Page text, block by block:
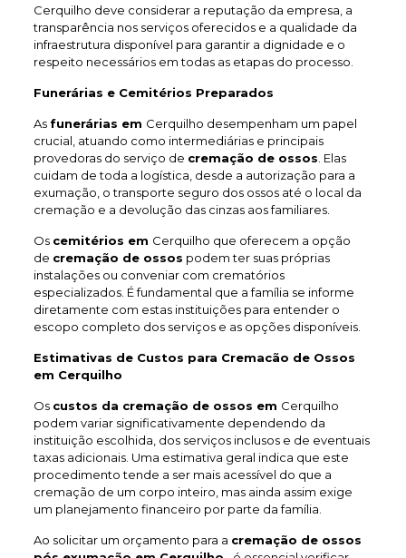
Cerquilho deve considerar a reputação da empresa, a
transparência nos serviços oferecidos e a qualidade da
infraestrutura disponível para garantir a dignidade e o
respeito necessários em todas as etapas do processo.
Funerárias e Cemitérios Preparados
As funerárias em Cerquilho desempenham um papel
crucial, atuando como intermediárias e principais
provedoras do serviço de cremação de ossos . Elas
cuidam de toda a logística, desde a autorização para a
exumação, o transporte seguro dos ossos até o local da
cremação e a devolução das cinzas aos familiares.
Os cemitérios em Cerquilho que oferecem a opção
de cremação de ossos podem ter suas próprias
instalações ou conveniar com crematórios
especializados. É fundamental que a família se informe
diretamente com estas instituições para entender o
escopo completo dos serviços e as opções disponíveis.
Estimativas de Custos para Cremacão de Ossos
em Cerquilho
Os custos da cremação de ossos em Cerquilho
podem variar significativamente dependendo da
instituição escolhida, dos serviços inclusos e de eventuais
taxas adicionais. Uma estimativa geral indica que este
procedimento tende a ser mais acessível do que a
cremação de um corpo inteiro, mas ainda assim exige
um planejamento financeiro por parte da família.
Ao solicitar um orçamento para a cremação de ossos